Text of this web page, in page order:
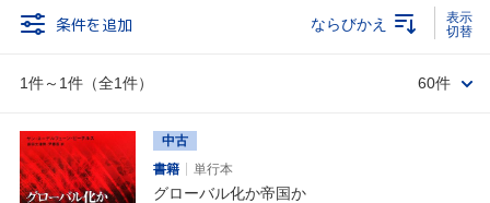
条件を追加
1件～1件（全1件）
ならびかえ
60件
中古
書籍
単行本
グローバル化か帝国か